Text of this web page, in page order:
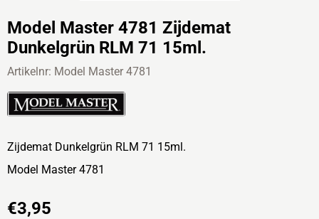
Model Master 4781 Zijdemat
Dunkelgrün RLM 71 15ml.
Artikelnr: Model Master 4781
Zijdemat Dunkelgrün RLM 71 15ml.
Model Master 4781
€3,95